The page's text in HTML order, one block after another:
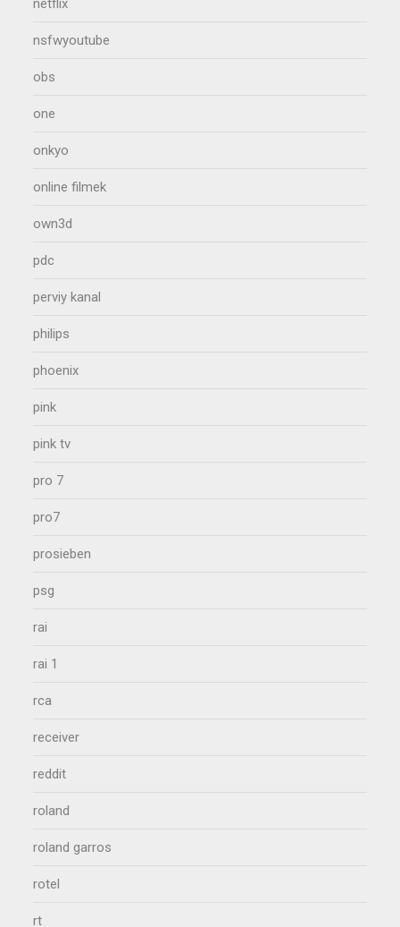
netflix
nsfwyoutube
obs
one
onkyo
online filmek
own3d
pdc
perviy kanal
philips
phoenix
pink
pink tv
pro 7
pro7
prosieben
psg
rai
rai 1
rca
receiver
reddit
roland
roland garros
rotel
rt